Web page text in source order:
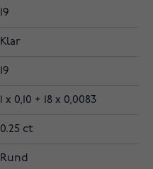
19
Klar
19
1 x 0,10 + 18 x 0,0083
0.25 ct
Rund